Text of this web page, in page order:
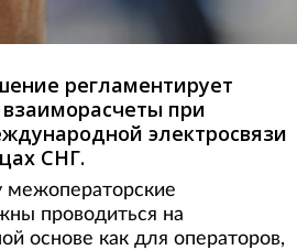
регламентирует
при
электросвязи
СНГ.
межоператорские
проводиться на
основе как для операторов,